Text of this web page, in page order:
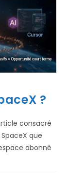
?
consacré
que
abonné